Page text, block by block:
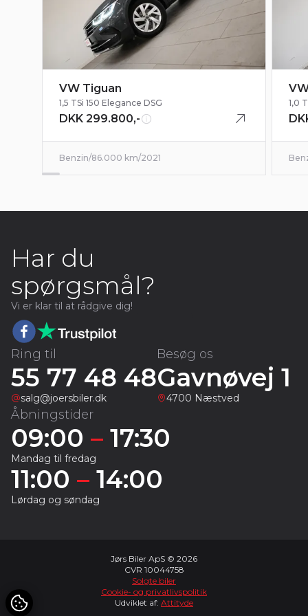
VW Tiguan
1,5 TSi 150 Elegance DSG
DKK 299.800,-
Benzin/86.000 km/2021
1,0
Har du
spørgsmål?
Vi er klar til at rådgive dig!
Ring til
55 77 48 48
salg@joersbiler.dk
Besøg os
Gavnøvej 1
4700 Næstved
Åbningstider
09:00 – 17:30
Mandag til fredag
11:00 – 14:00
Lørdag og søndag
Jørs Biler ApS © 2026
CVR 10044758
Solgte biler
Cookie- og privatlivspolitik
Udviklet af: Attityde